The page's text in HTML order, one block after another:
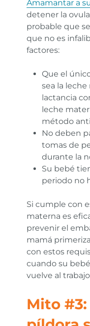
Amamantar a
detener la
probable que
que no es
factores:
Que el
sea la
lactancia
leche
método
No deben
tomas de
durante la
Su bebé
periodo no
Si cumple con
materna es
prevenir el
mamá
con estos
cuando su
vuelve al
Mito